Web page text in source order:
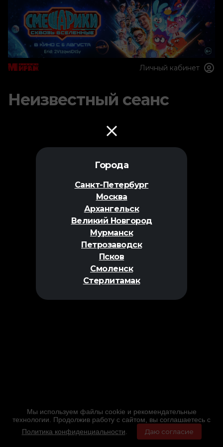
Города
Санкт-Петербург
Москва
Архангельск
Великий Новгород
Мурманск
Петрозаводск
Псков
Смоленск
Стерлитамак
Личный кабинет
Неизвестный сеанс
Мы используем файлы cookie и рекомендательные
технологии. Продолжив работу с сайтом, вы соглашаетесь с
Политика конфиденциальности
Даю согласие